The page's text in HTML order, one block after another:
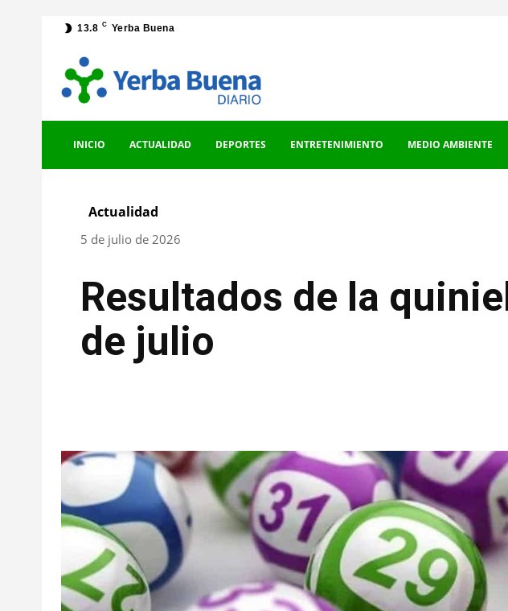
13.8 C Yerba Buena
INICIO ACTUALIDAD DEPORTES ENTRETENIMIENTO MEDIO AMBIENTE
Actualidad
5 de julio de 2026
Resultados de la
de julio